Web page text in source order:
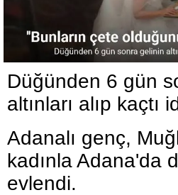
Düğünden 6 gün
altınları alıp kaçtı
Adanalı genç,
kadınla Adana'da
evlendi.